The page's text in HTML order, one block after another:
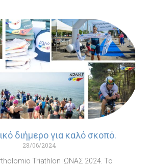
διήμερο για καλό σκοπό.
28/06/2024
Triathlon ΙΩΝΑΣ 2024. Το